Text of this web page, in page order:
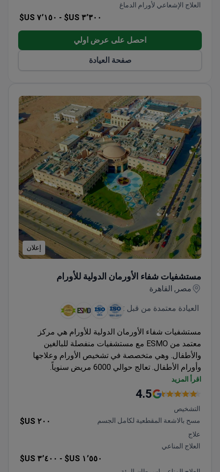
الطبية عالية المستوى وفرص إسطنبول الثقافية
العلاج الإشعاعي لأورام الدماغ
٣٬٣٠٠ US$ - ٧٬١٥٠ US$
احصل على عرض اولي
صفحة العيادة
إعلان
مستشفيات شفاء الأورمان الدولية للأورام
مصر, القاهرة
العيادة معتمدة من قبل :
مستشفيات شفاء الأورمان الدولية للأورام هي مركز
معتمد من ESMO مع مستشفيات منفصلة للبالغين
والأطفال. وهي متخصصة في تشخيص الأورام وعلاجها
وأورام الأطفال. تعالج حوالي 6000 مريض سنوياً.
تتوفر زراعة نخاع العظم، وإعادة بناء الثدي، وجراحة
الحفاظ على المثانة.
البروستاتا وعنق الرحم.
يشمل التقييم المجاني المراجعة الطبية، وخطة العلاج،
وتقدير التكلفة، بالإضافة إلى المساعدة في الحصول
على التأشيرة.
تعالج حوالي 6000 مريض سنوياً، معظمهم من دول
اقرأ المزيد
4.5
التشخيص
مسح بالاشعة المقطعية لكامل الجسم
٢٠٠ US$
علاج
العلاج المناعي
١٬٥٥٠ US$ - ٣٬٤٠٠ US$